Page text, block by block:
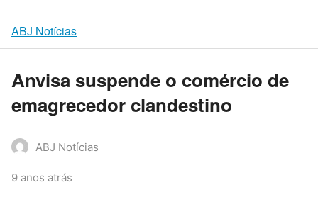
ABJ Notícias
Anvisa suspende o comércio de
emagrecedor clandestino
ABJ Notícias
9 anos atrás